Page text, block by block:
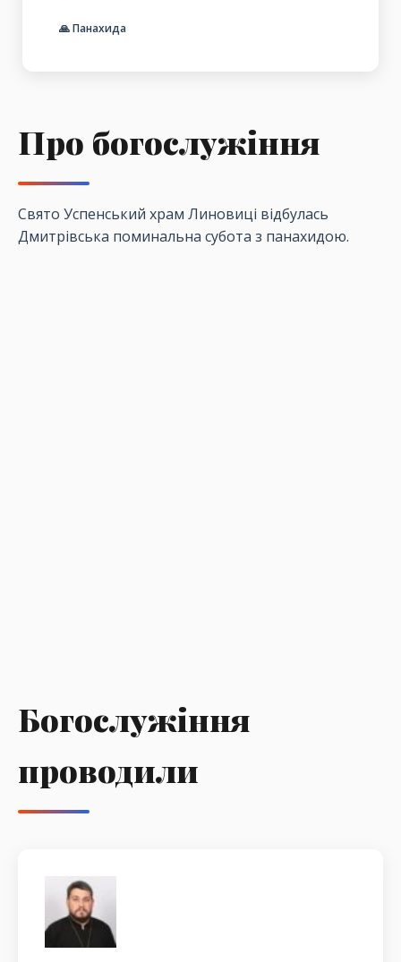
🙏 Панахида
Про богослужіння
Свято Успенський храм Линовиці відбулась
Дмитрівська поминальна субота з панахидою.
Богослужіння
проводили